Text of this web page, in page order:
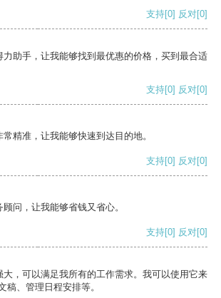
支持[0] 反对[0]
力助手，让我能够找到最优惠的价格，买到最合适
支持[0] 反对[0]
精准，让我能够快速到达目的地。
支持[0] 反对[0]
问，让我能够省钱又省心。
支持[0] 反对[0]
大，可以满足我所有的工作需求。我可以使用它来
稿、管理日程安排等。